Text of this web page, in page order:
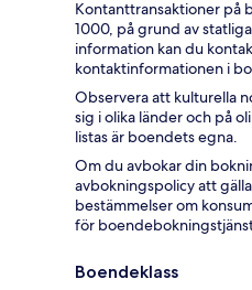
Kontanttransaktioner på
1000, på grund av
information kan du
kontaktinformationen i
Observera att kulturella
sig i olika länder och på
listas är boendets egna.
Om du avbokar din
avbokningspolicy att
bestämmelser om
för
Boendeklass